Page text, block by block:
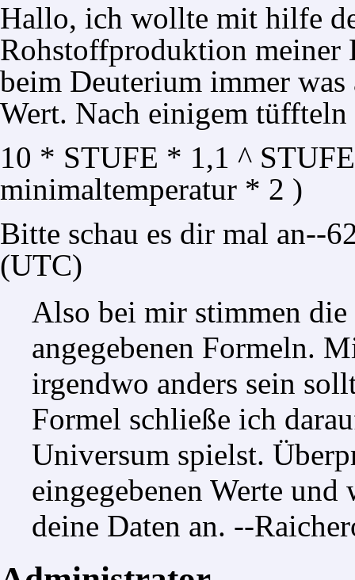
Hallo, ich wollte mit hilfe
Rohstoffproduktion meiner
beim Deuterium immer was
Wert. Nach einigem
10 * STUFE * 1,1 ^
minimaltemperatur * 2 )
Bitte schau es dir mal an--
(UTC)
Also bei mir stimmen
angegebenen Formeln.
irgendwo anders sein
Formel schließe ich
Universum spielst.
eingegebenen Werte
deine Daten an. --